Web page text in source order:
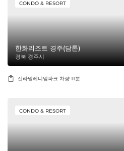
CONDO & RESORT
한화리조트 경주(담톤)
경북 경주시
신라밀레니엄파크 차량 11분
CONDO & RESORT